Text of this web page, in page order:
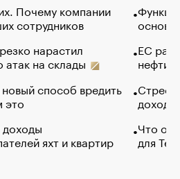
Почему компании
сотрудников
нарастил
на склады
способ вредить
это
доходы
яхт и квартир
основ
ЕС
нефти
Что
для